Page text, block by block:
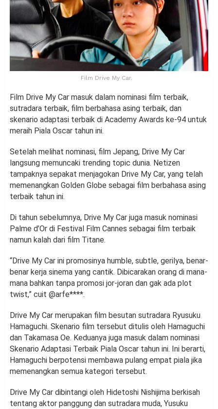
Film Drive My Car.
Film Drive My Car masuk dalam nominasi film terbaik,
sutradara terbaik, film berbahasa asing terbaik, dan
skenario adaptasi terbaik di Academy Awards ke-94 untuk
meraih Piala Oscar tahun ini.
Setelah melihat nominasi, film Jepang, Drive My Car
langsung memuncaki trending topic dunia. Netizen
tampaknya sepakat menjagokan Drive My Car, yang telah
memenangkan Golden Globe sebagai film berbahasa asing
terbaik tahun ini.
Di tahun sebelumnya, Drive My Car juga masuk nominasi
Palme d’Or di Festival Film Cannes sebagai film terbaik
namun kalah dari film Titane.
“Drive My Car ini promosinya humble, subtle, gerilya, benar-
benar kerja sinema yang cantik. Dibicarakan orang di mana-
mana bahkan tanpa promosi jor-joran dan gak ada plot
twist,” cuit @arfe****.
Drive My Car merupakan film besutan sutradara Ryusuku
Hamaguchi. Skenario film tersebut ditulis oleh Hamaguchi
dan Takamasa Oe. Keduanya juga masuk dalam nominasi
Skenario Adaptasi Terbaik Piala Oscar tahun ini. Ini berarti,
Hamaguchi berpotensi membawa pulang empat piala jika
memenangkan semua kategori tersebut.
Drive My Car dibintangi oleh Hidetoshi Nishijima berkisah
tentang aktor panggung dan sutradara muda, Yusuku